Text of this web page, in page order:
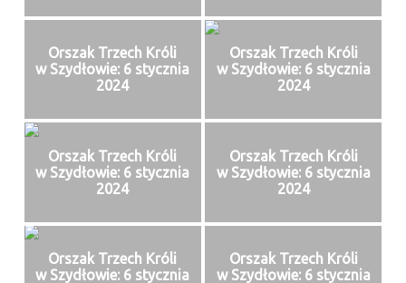
Orszak Trzech Króli
w Szydłowie: 6 stycznia
2024
Orszak Trzech Króli
w Szydłowie: 6 stycznia
2024
Orszak Trzech Króli
w Szydłowie: 6 stycznia
2024
Orszak Trzech Króli
w Szydłowie: 6 stycznia
2024
Orszak Trzech Króli
w Szydłowie: 6 stycznia
Orszak Trzech Króli
w Szydłowie: 6 stycznia